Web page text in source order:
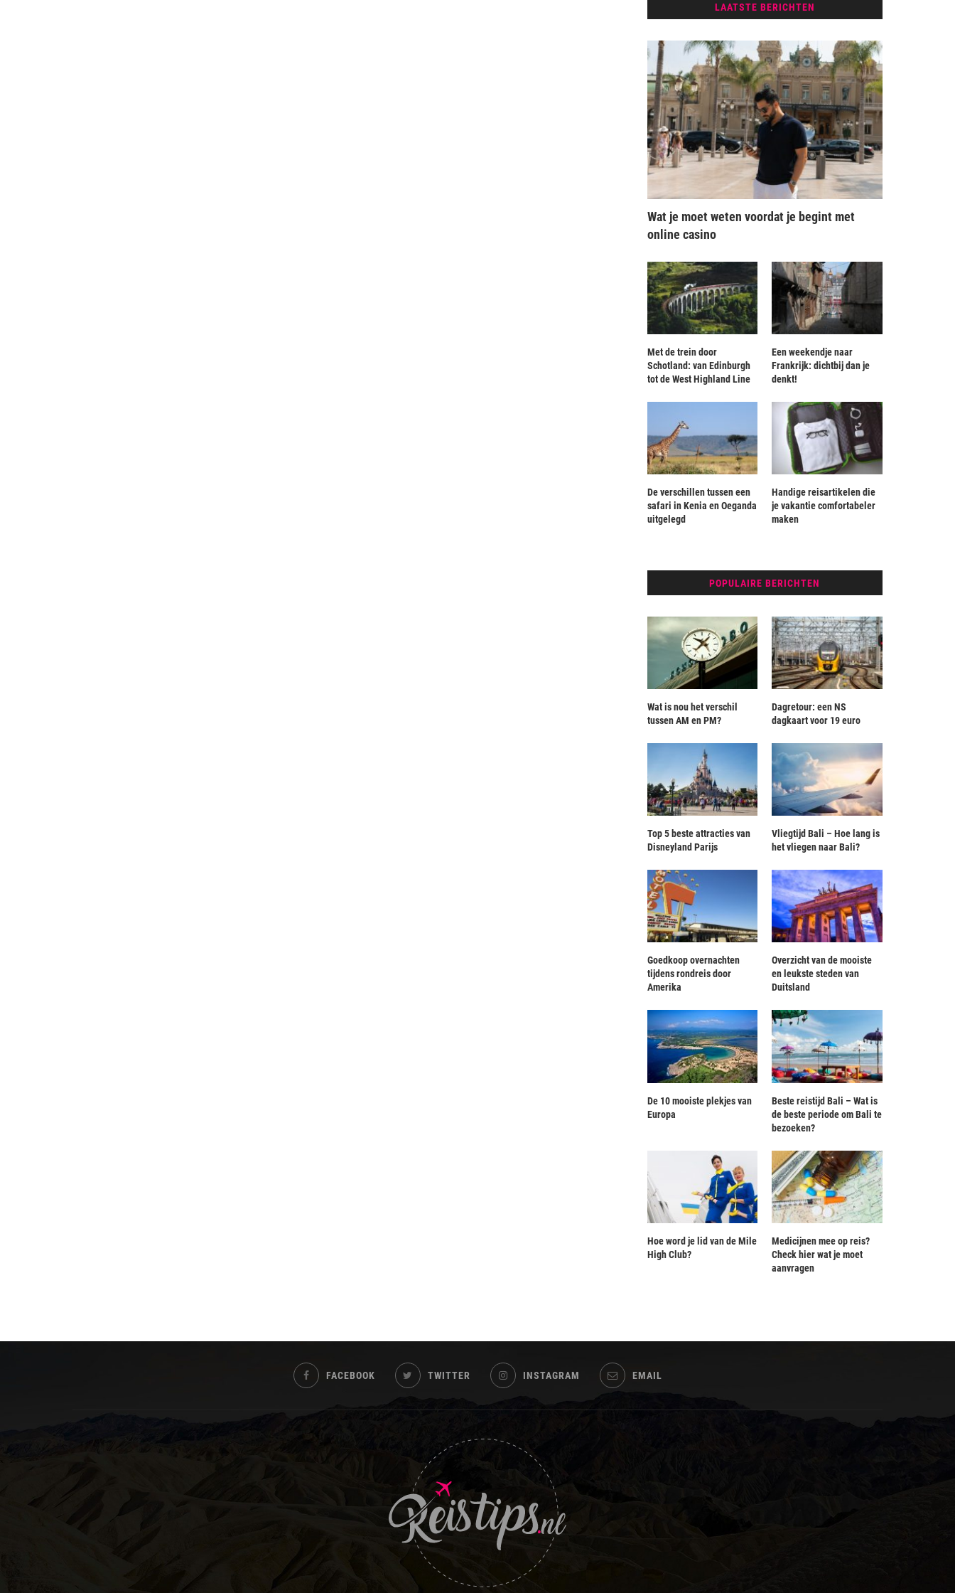
LAATSTE BERICHTEN
Wat je moet weten voordat je begint met
online casino
Met de trein door
Schotland: van Edinburgh
tot de West Highland Line
Een weekendje naar
Frankrijk: dichtbij dan je
denkt!
De verschillen tussen een
safari in Kenia en Oeganda
uitgelegd
Handige reisartikelen die
je vakantie comfortabeler
maken
POPULAIRE BERICHTEN
Wat is nou het verschil
tussen AM en PM?
Dagretour: een NS
dagkaart voor 19 euro
Top 5 beste attracties van
Disneyland Parijs
Vliegtijd Bali – Hoe lang is
het vliegen naar Bali?
Goedkoop overnachten
tijdens rondreis door
Amerika
Overzicht van de mooiste
en leukste steden van
Duitsland
De 10 mooiste plekjes van
Europa
Beste reistijd Bali – Wat is
de beste periode om Bali te
bezoeken?
Hoe word je lid van de Mile
High Club?
Medicijnen mee op reis?
Check hier wat je moet
aanvragen
FACEBOOK TWITTER INSTAGRAM EMAIL